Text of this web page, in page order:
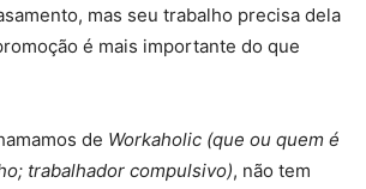
mas seu trabalho precisa dela
é mais importante do que
de Workaholic (que ou quem é
trabalhador compulsivo), não tem